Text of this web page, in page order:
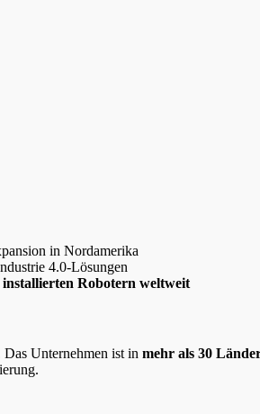
in Nordamerika
4.0-Lösungen
installierten Robotern weltweit
Unternehmen ist in mehr als 30